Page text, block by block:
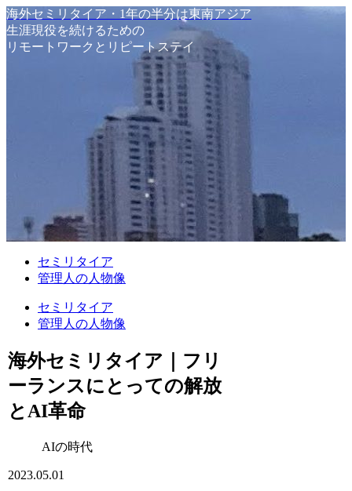
海外セミリタイア・1年の半分は東南アジア
生涯現役を続けるための
リモートワークとリピートステイ
セミリタイア
管理人の人物像
セミリタイア
管理人の人物像
海外セミリタイア｜フリ
ーランスにとっての解放
とAI革命
AIの時代
2023.05.01